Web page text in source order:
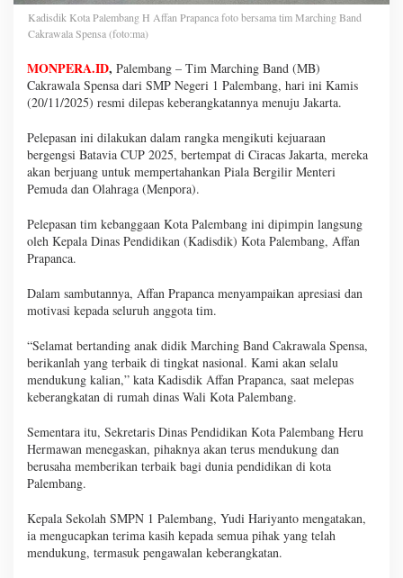
Kadisdik Kota Palembang H Affan Prapanca foto bersama tim Marching Band
Cakrawala Spensa (foto:ma)
MONPERA.ID, Palembang – Tim Marching Band (MB)
Cakrawala Spensa dari SMP Negeri 1 Palembang, hari ini Kamis
(20/11/2025) resmi dilepas keberangkatannya menuju Jakarta.
Pelepasan ini dilakukan dalam rangka mengikuti kejuaraan
bergengsi Batavia CUP 2025, bertempat di Ciracas Jakarta, mereka
akan berjuang untuk mempertahankan Piala Bergilir Menteri
Pemuda dan Olahraga (Menpora).
Pelepasan tim kebanggaan Kota Palembang ini dipimpin langsung
oleh Kepala Dinas Pendidikan (Kadisdik) Kota Palembang, Affan
Prapanca.
Dalam sambutannya, Affan Prapanca menyampaikan apresiasi dan
motivasi kepada seluruh anggota tim.
“Selamat bertanding anak didik Marching Band Cakrawala Spensa,
berikanlah yang terbaik di tingkat nasional. Kami akan selalu
mendukung kalian,” kata Kadisdik Affan Prapanca, saat melepas
keberangkatan di rumah dinas Wali Kota Palembang.
Sementara itu, Sekretaris Dinas Pendidikan Kota Palembang Heru
Hermawan menegaskan, pihaknya akan terus mendukung dan
berusaha memberikan terbaik bagi dunia pendidikan di kota
Palembang.
Kepala Sekolah SMPN 1 Palembang, Yudi Hariyanto mengatakan,
ia mengucapkan terima kasih kepada semua pihak yang telah
mendukung, termasuk pengawalan keberangkatan.